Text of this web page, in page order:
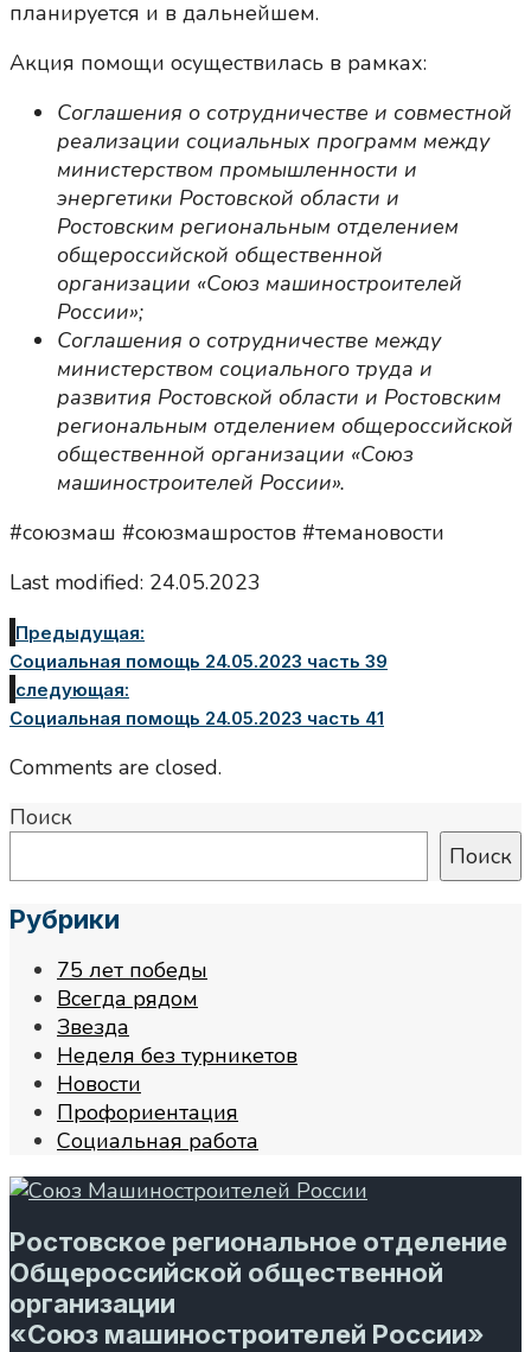
планируется и в дальнейшем.
Акция помощи осуществилась в рамках:
Соглашения о сотрудничестве и совместной
реализации социальных программ между
министерством промышленности и
энергетики Ростовской области и
Ростовским региональным отделением
общероссийской общественной
организации «Союз машиностроителей
России»;
Соглашения о сотрудничестве между
министерством социального труда и
развития Ростовской области и Ростовским
региональным отделением общероссийской
общественной организации «Союз
машиностроителей России».
#союзмаш #союзмашростов #темановости
Last modified: 24.05.2023
Предыдущая:
Социальная помощь 24.05.2023 часть 39
следующая:
Социальная помощь 24.05.2023 часть 41
Comments are closed.
Поиск
Поиск
Рубрики
75 лет победы
Всегда рядом
Звезда
Неделя без турникетов
Новости
Профориентация
Социальная работа
Ростовское региональное отделение
Общероссийской общественной
организации
«Союз машиностроителей России»